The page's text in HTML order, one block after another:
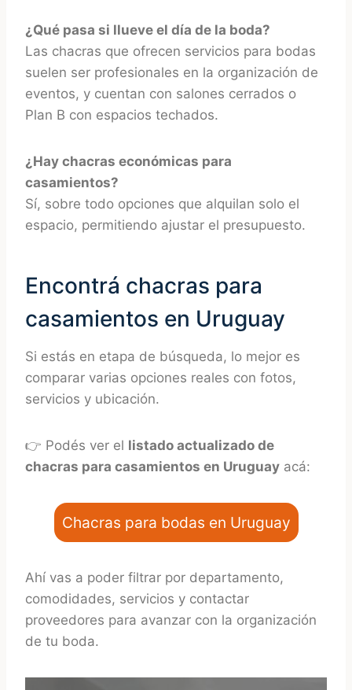
¿Qué pasa si llueve el día de la boda?
Las chacras que ofrecen servicios para bodas
suelen ser profesionales en la organización de
eventos, y cuentan con salones cerrados o
Plan B con espacios techados.
¿Hay chacras económicas para
casamientos?
Sí, sobre todo opciones que alquilan solo el
espacio, permitiendo ajustar el presupuesto.
Encontrá chacras para
casamientos en Uruguay
Si estás en etapa de búsqueda, lo mejor es
comparar varias opciones reales con fotos,
servicios y ubicación.
👉 Podés ver el listado actualizado de
chacras para casamientos en Uruguay acá:
Chacras para bodas en Uruguay
Ahí vas a poder filtrar por departamento,
comodidades, servicios y contactar
proveedores para avanzar con la organización
de tu boda.